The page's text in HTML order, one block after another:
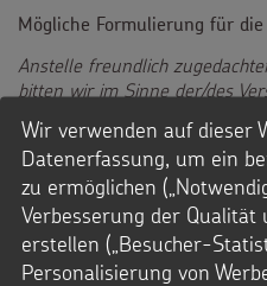
Mögliche Formulierung für die
Anstelle freundlich
bitten wir im Sinne der/des
das Kindermissionswerk ‚Die
3706 0193 0000 0010 31
des/der Verstorbenen“.
Etwa
3 Wochen nach der
Wunsch eineListe mit Namen
Gesamtbetrag der
Wir verwenden auf dieser
Datenerfassung, um ein
zu ermöglichen
Verbesserung der Qualität
erstellen („Besucher-
Personalisierung von